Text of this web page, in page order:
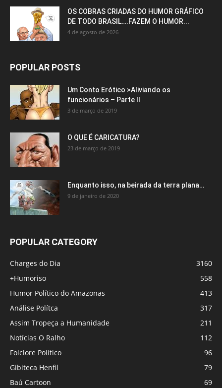
OS COBRAS CRIADAS DO HUMOR GRÁFICO
DE TODO BRASIL….FAZEM O HUMOR...
4 de agosto de 2026
POPULAR POSTS
Um Conto Erótico >Aliviando os
funcionários – Parte II
3 de março de 2019
O QUE É CARICATURA?
23 de março de 2019
Enquanto isso, na beirada da terra plana…
9 de janeiro de 2020
POPULAR CATEGORY
Charges do Dia
3160
+Humoriso
558
Humor Político do Amazonas
413
Análise Polítca
317
Assim Tropeça a Humanidade
211
Notícias O Ralho
112
Folclore Político
96
Gibiteca Henfil
79
Baú Cartoon
69